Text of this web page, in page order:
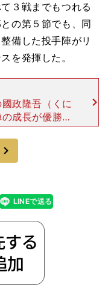
３戦までもつれる
の第５節でも、同
備した投手陣がリ
を発揮した。
政隆吾（くに
成長が優勝を
手たちは、指
たわけではな
LINEで送る